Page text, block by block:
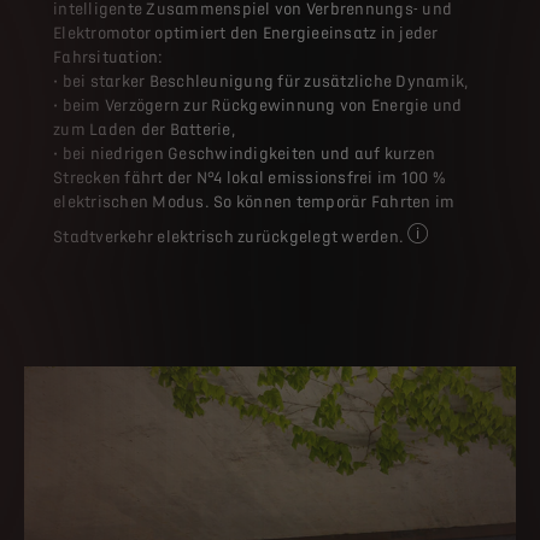
intelligente Zusammenspiel von Verbrennungs- und
Elektromotor optimiert den Energieeinsatz in jeder
Fahrsituation:
• bei starker Beschleunigung für zusätzliche Dynamik,
• beim Verzögern zur Rückgewinnung von Energie und
zum Laden der Batterie,
• bei niedrigen Geschwindigkeiten und auf kurzen
Strecken fährt der N°4 lokal emissionsfrei im 100 %
elektrischen Modus. So können temporär Fahrten im
Stadtverkehr elektrisch zurückgelegt werden.